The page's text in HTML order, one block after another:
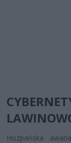
Hiszpańska